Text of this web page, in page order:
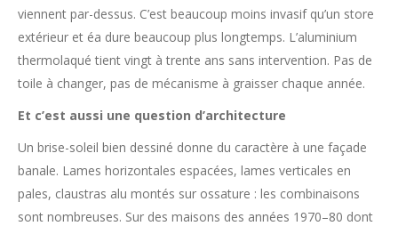
viennent par-dessus. C’est beaucoup moins invasif qu’un store
extérieur et éa dure beaucoup plus longtemps. L’aluminium
thermolaqué tient vingt à trente ans sans intervention. Pas de
toile à changer, pas de mécanisme à graisser chaque année.
Et c’est aussi une question d’architecture
Un brise-soleil bien dessiné donne du caractère à une façade
banale. Lames horizontales espacées, lames verticales en
pales, claustras alu montés sur ossature : les combinaisons
sont nombreuses. Sur des maisons des années 1970–80 dont